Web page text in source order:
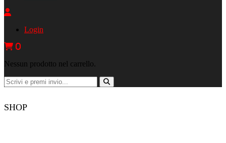
Login
0
Nessun prodotto nel carrello.
SHOP